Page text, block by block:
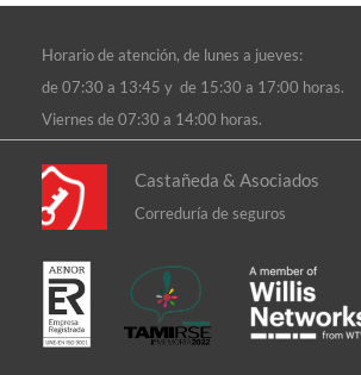
Horario de atención, de lunes a jueves:
de 07:30 a 13:45 y de 15:30 a 17:00 horas.
Viernes de 07:30 a 14:00 horas.
Castañeda & Asociados
Correduría de seguros